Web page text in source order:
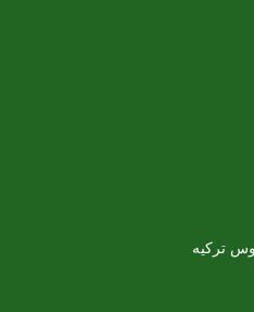
ترکیه